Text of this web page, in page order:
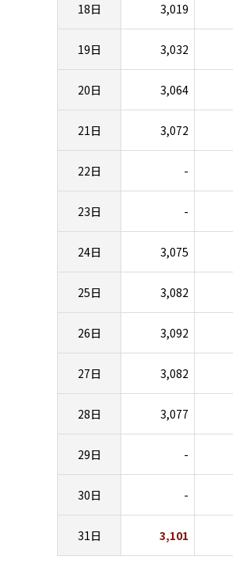
18日 3,019
19日 3,032
20日 3,064
21日 3,072
22日 -
23日 -
24日 3,075
25日 3,082
26日 3,092
27日 3,082
28日 3,077
29日 -
30日 -
31日 3,101